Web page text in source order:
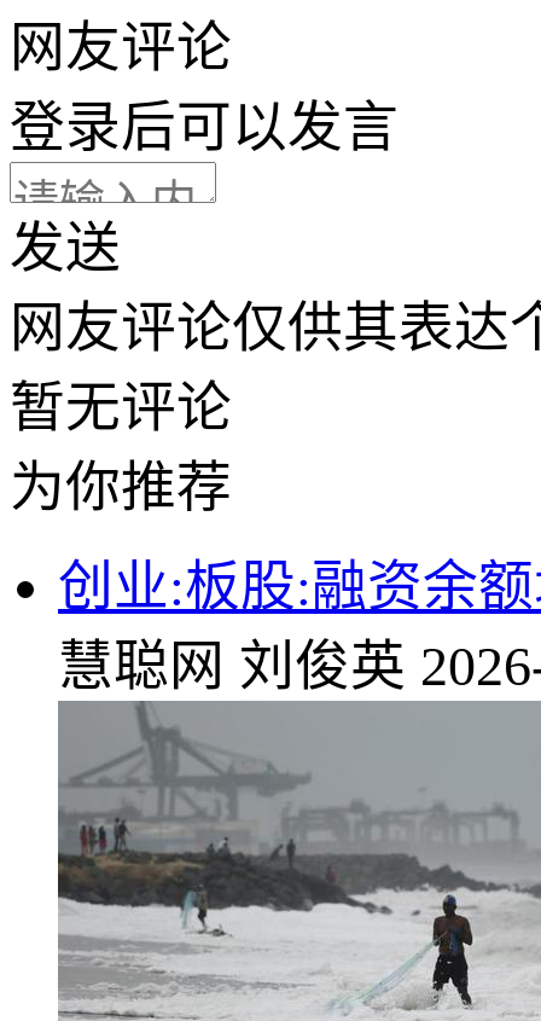
网友评论
登录后可以发言
发送
网友评论仅供其表达
暂无评论
为你推荐
创业:板股:融资余
慧聪网 刘俊英